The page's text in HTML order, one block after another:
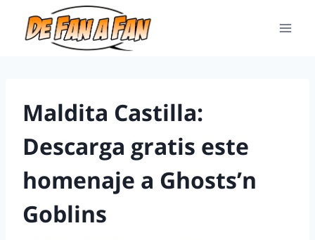
Maldita Castilla:
Descarga gratis este
homenaje a Ghosts’n
Goblins